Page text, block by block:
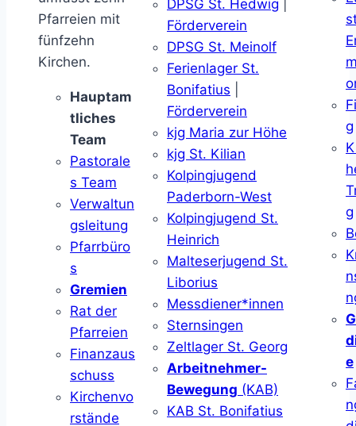
Pfarreien mit
fünfzehn
Kirchen.
Hauptam
tliches
Team
Pastorale
s Team
Verwaltun
gsleitung
Pfarrbüro
s
Gremien
Rat der
Pfarreien
Finanzaus
schuss
Kirchenvo
rstände
DPSG St. Hedwig
Förderverein
DPSG St. Meinolf
Ferienlager St.
Bonifatius
Förderverein
kjg Maria zur Höhe
kjg St. Kilian
Kolpingjugend
Paderborn-West
Kolpingjugend St.
Heinrich
Malteserjugend St.
Liborius
Messdiener*innen
Sternsingen
Zeltlager St. Georg
Arbeitnehmer-
Bewegung (KAB)
KAB St. Bonifatius
g
g
e